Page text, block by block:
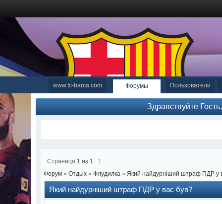
www.fc-barca.com Форумы Пользователи
Здравствуйте
Страница 1 из 1
1
Форум » Отдых » Флудилка » Який найдурніший штраф ПДР у
Який найдурніший штраф ПДР у вас був?